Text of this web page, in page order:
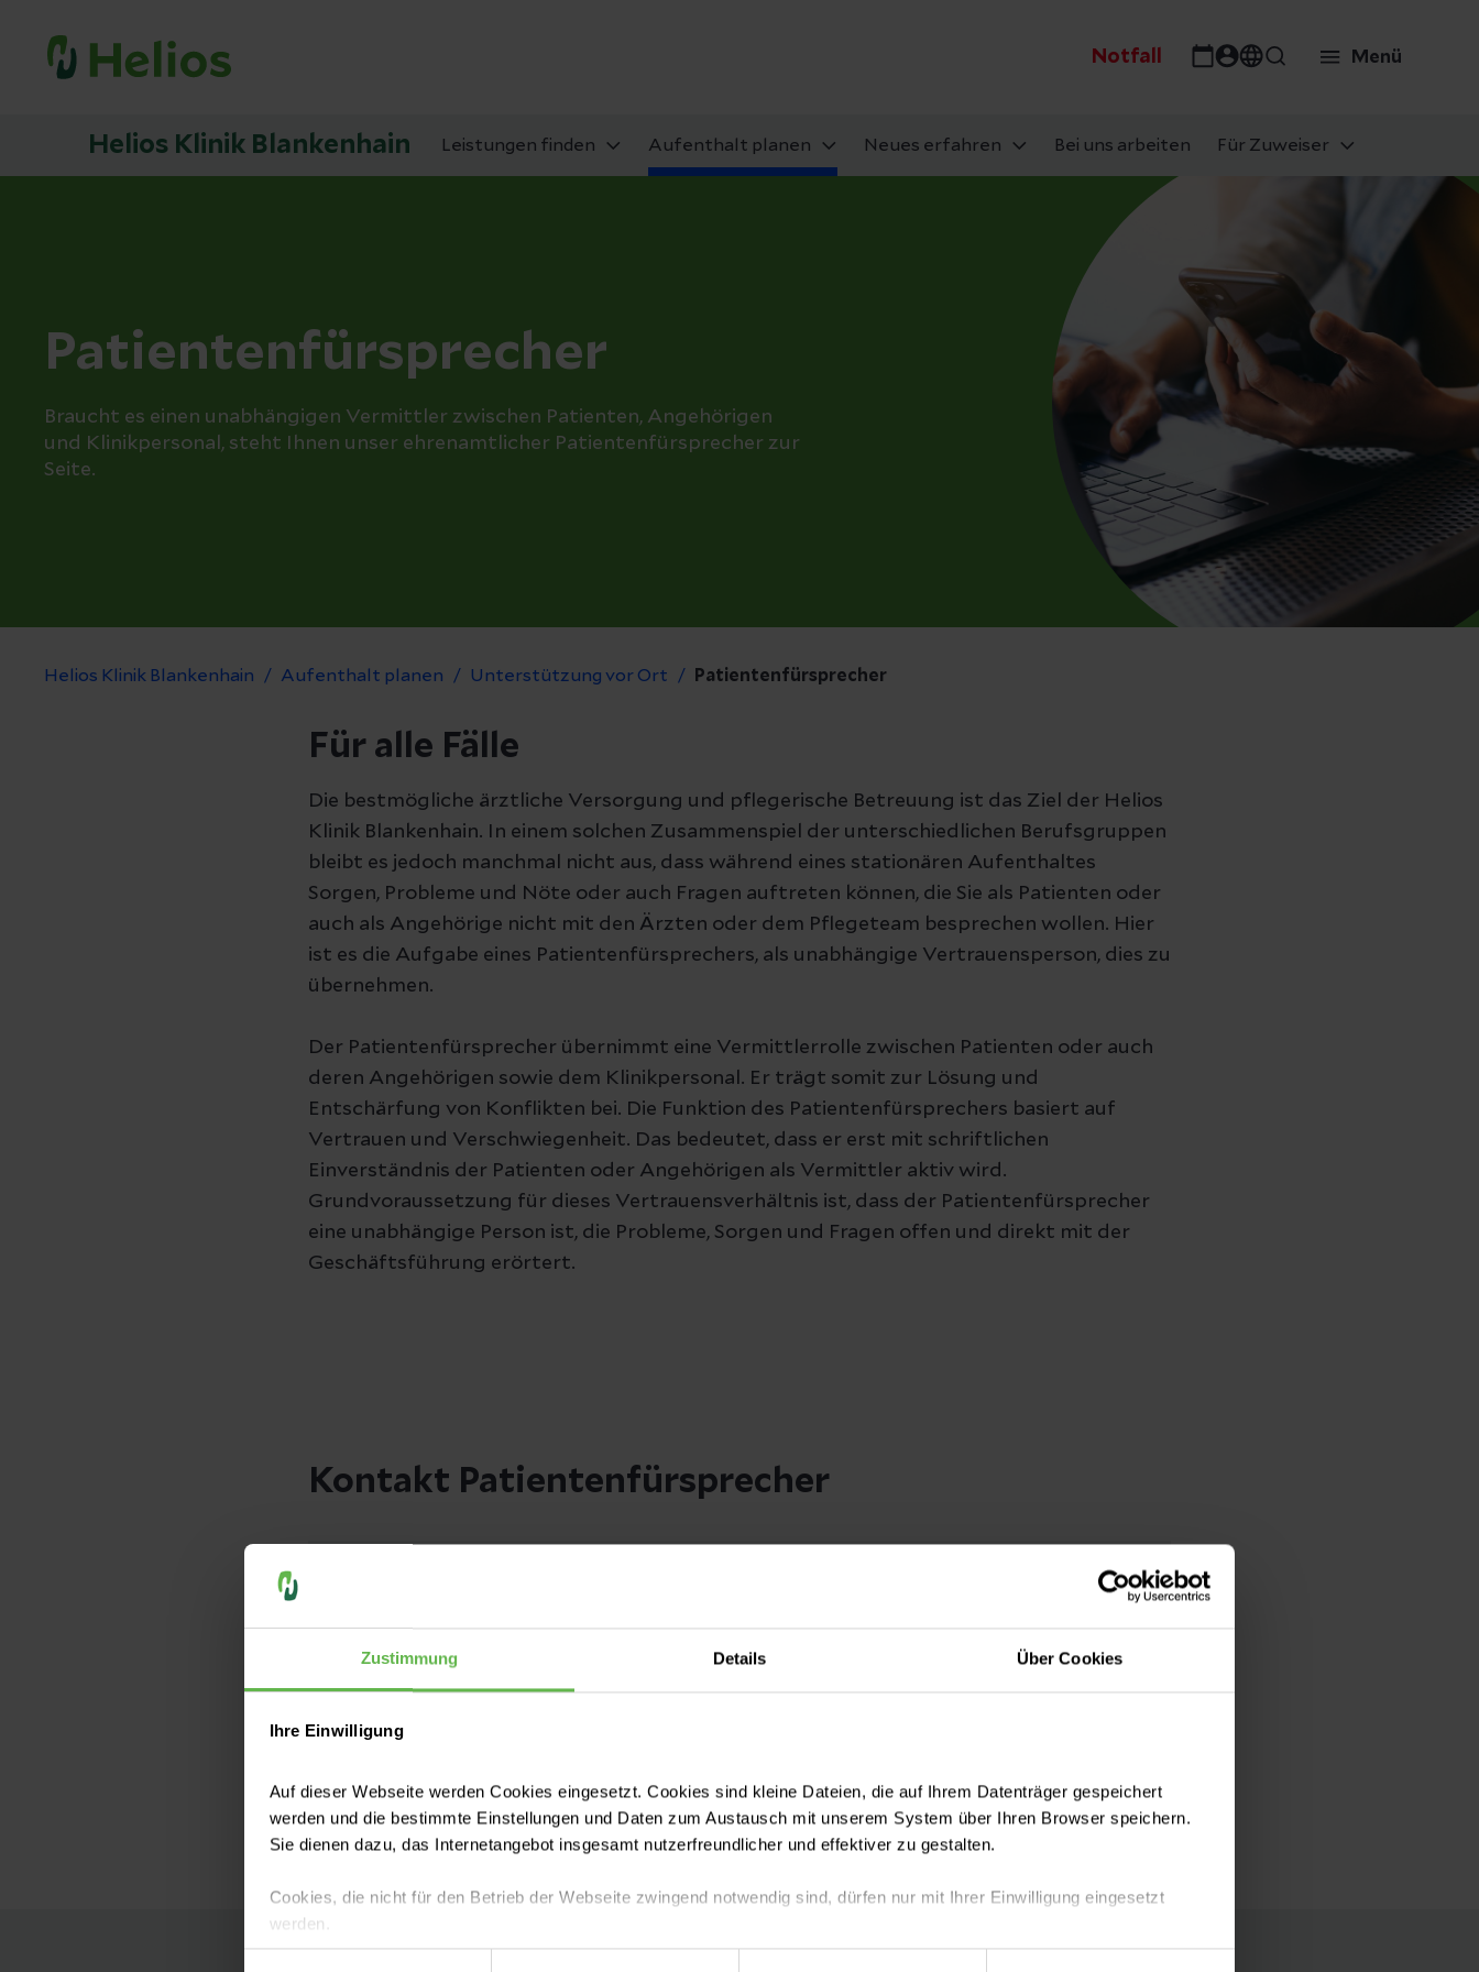
Zustimmung Details Über Cookies
Ihre Einwilligung
Auf dieser Webseite werden Cookies eingesetzt. Cookies sind kleine Dateien, die auf Ihrem Datenträger gespeichert
werden und die bestimmte Einstellungen und Daten zum Austausch mit unserem System über Ihren Browser speichern.
Sie dienen dazu, das Internetangebot insgesamt nutzerfreundlicher und effektiver zu gestalten.
Cookies, die nicht für den Betrieb der Webseite zwingend notwendig sind, dürfen nur mit Ihrer Einwilligung eingesetzt
werden.
Notfall Menü
Helios Klinik Blankenhain Leistungen finden Aufenthalt planen Neues erfahren Bei uns arbeiten Für Zuweiser
Patientenfürsprecher
Braucht es einen unabhängigen Vermittler zwischen Patienten, Angehörigen
und Klinikpersonal, steht Ihnen unser ehrenamtlicher Patientenfürsprecher zur
Seite.
Helios Klinik Blankenhain Aufenthalt planen Unterstützung vor Ort Patientenfürsprecher
Für alle Fälle
Die bestmögliche ärztliche Versorgung und pflegerische Betreuung ist das Ziel der Helios
Klinik Blankenhain. In einem solchen Zusammenspiel der unterschiedlichen Berufsgruppen
bleibt es jedoch manchmal nicht aus, dass während eines stationären Aufenthaltes
Sorgen, Probleme und Nöte oder auch Fragen auftreten können, die Sie als Patienten oder
auch als Angehörige nicht mit den Ärzten oder dem Pflegeteam besprechen wollen. Hier
ist es die Aufgabe eines Patientenfürsprechers, als unabhängige Vertrauensperson, dies zu
übernehmen.
Der Patientenfürsprecher übernimmt eine Vermittlerrolle zwischen Patienten oder auch
deren Angehörigen sowie dem Klinikpersonal. Er trägt somit zur Lösung und
Entschärfung von Konflikten bei. Die Funktion des Patientenfürsprechers basiert auf
Vertrauen und Verschwiegenheit. Das bedeutet, dass er erst mit schriftlichen
Einverständnis der Patienten oder Angehörigen als Vermittler aktiv wird.
Grundvoraussetzung für dieses Vertrauensverhältnis ist, dass der Patientenfürsprecher
eine unabhängige Person ist, die Probleme, Sorgen und Fragen offen und direkt mit der
Geschäftsführung erörtert.
Kontakt Patientenfürsprecher
Patientenfürsprecher